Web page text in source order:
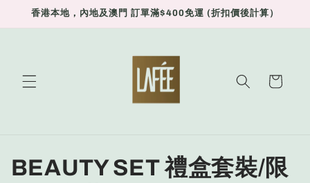
ยัง
เนื้อหา
香港本地，內地及澳門 訂單滿$400免運 (折扣價後計算）
สินค้า
ค
BEAUTY SET 禮盒套裝/限